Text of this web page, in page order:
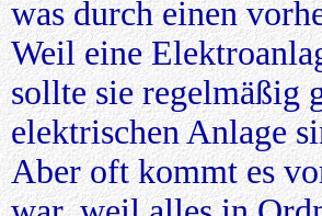
was durch einen
Weil eine
sollte sie regelmäßig
elektrischen Anlage
Aber oft kommt es